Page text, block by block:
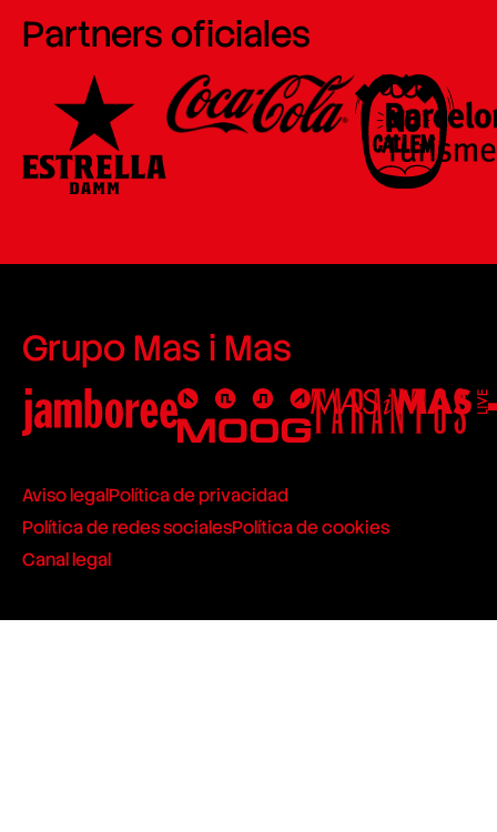
Partners oficiales
Grupo Mas i Mas
Aviso legalPolítica de privacidad
Política de redes socialesPolítica de cookies
Canal legal